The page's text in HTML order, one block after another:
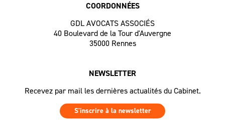
COORDONNÉES
GDL AVOCATS ASSOCIÉS
40 Boulevard de la Tour d'Auvergne
35000 Rennes
NEWSLETTER
Recevez par mail les dernières actualités du Cabinet.
S'inscrire à la newsletter